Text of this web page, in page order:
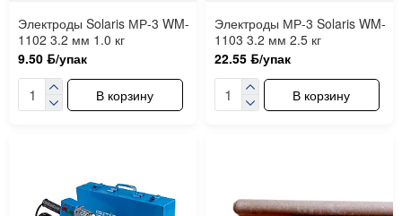
Электроды Solaris МР-3 WM-
1102 3.2 мм 1.0 кг
9.50 ƃ/упак
В корзину
Электроды МР-3 Solaris WM-
1103 3.2 мм 2.5 кг
22.55 ƃ/упак
В корзину